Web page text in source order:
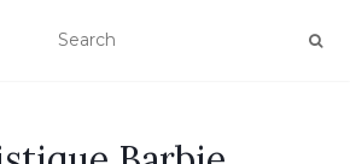
LA NAVIGATION